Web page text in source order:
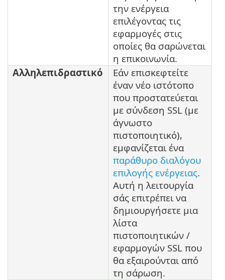
την ενέργεια
επιλέγοντας τις
εφαρμογές στις
οποίες θα σαρώνεται
η επικοινωνία.
Αλληλεπιδραστικό
Εάν επισκεφτείτε
έναν νέο ιστότοπο
που προστατεύεται
με σύνδεση SSL (με
άγνωστο
πιστοποιητικό),
εμφανίζεται ένα
παράθυρο διαλόγου
επιλογής ενέργειας.
Αυτή η λειτουργία
σάς επιτρέπει να
δημιουργήσετε μια
λίστα
πιστοποιητικών /
εφαρμογών SSL που
θα εξαιρούνται από
τη σάρωση.